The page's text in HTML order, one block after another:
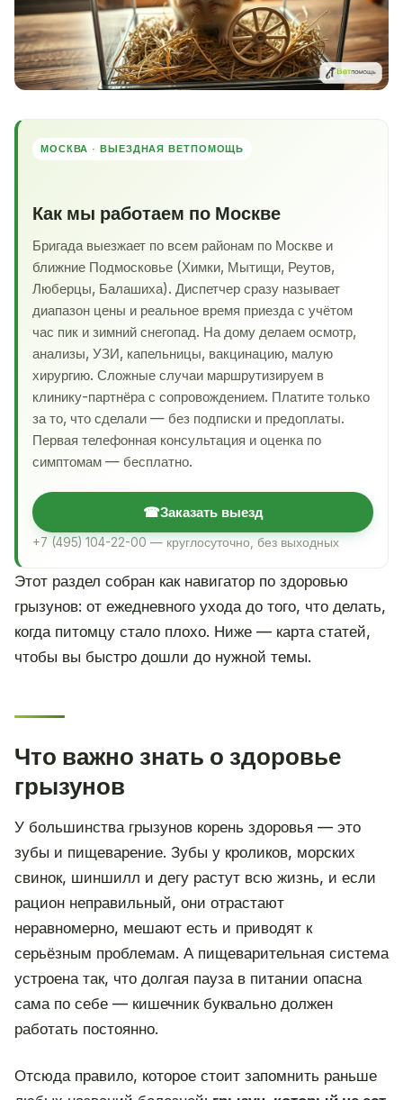
МОСКВА · ВЫЕЗДНАЯ ВЕТПОМОЩЬ
Как мы работаем по Москве
Бригада выезжает по всем районам по Москве и
ближние Подмосковье (Химки, Мытищи, Реутов,
Люберцы, Балашиха). Диспетчер сразу называет
диапазон цены и реальное время приезда с учётом
час пик и зимний снегопад. На дому делаем осмотр,
анализы, УЗИ, капельницы, вакцинацию, малую
хирургию. Сложные случаи маршрутизируем в
клинику-партнёра с сопровождением. Платите только
за то, что сделали — без подписки и предоплаты.
Первая телефонная консультация и оценка по
симптомам — бесплатно.
☎Заказать выезд
+7 (495) 104-22-00 — круглосуточно, без выходных
Этот раздел собран как навигатор по здоровью
грызунов: от ежедневного ухода до того, что делать,
когда питомцу стало плохо. Ниже — карта статей,
чтобы вы быстро дошли до нужной темы.
Что важно знать о здоровье
грызунов
У большинства грызунов корень здоровья — это
зубы и пищеварение. Зубы у кроликов, морских
свинок, шиншилл и дегу растут всю жизнь, и если
рацион неправильный, они отрастают
неравномерно, мешают есть и приводят к
серьёзным проблемам. А пищеварительная система
устроена так, что долгая пауза в питании опасна
сама по себе — кишечник буквально должен
работать постоянно.
Отсюда правило, которое стоит запомнить раньше